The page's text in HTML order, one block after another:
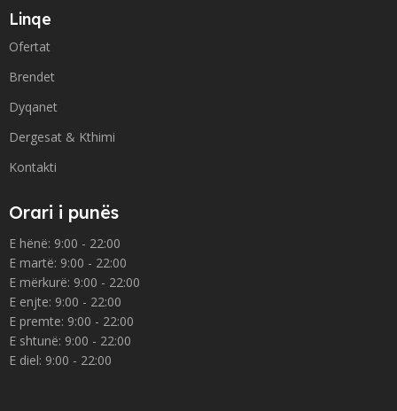
Linqe
Ofertat
Brendet
Dyqanet
Dergesat & Kthimi
Kontakti
Orari i punës
E hënë: 9:00 - 22:00
E martë: 9:00 - 22:00
E mërkurë: 9:00 - 22:00
E enjte: 9:00 - 22:00
E premte: 9:00 - 22:00
E shtunë: 9:00 - 22:00
E diel: 9:00 - 22:00